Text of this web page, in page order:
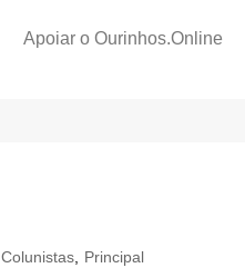
Apoiar o Ourinhos.Online
Colunistas, Principal